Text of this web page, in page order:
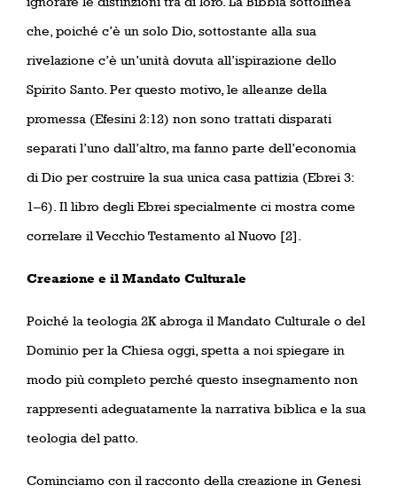
che, poiché c’è un solo Dio, sottostante alla sua
rivelazione c’è un’unità dovuta all’ispirazione dello
Spirito Santo. Per questo motivo, le alleanze della
promessa (Efesini 2:12) non sono trattati disparati
separati l’uno dall’altro, ma fanno parte dell’economia
di Dio per costruire la sua unica casa pattizia (Ebrei 3:
1–6). Il libro degli Ebrei specialmente ci mostra come
correlare il Vecchio Testamento al Nuovo [2].
Creazione e il Mandato Culturale
Poiché la teologia 2K abroga il Mandato Culturale o del
Dominio per la Chiesa oggi, spetta a noi spiegare in
modo più completo perché questo insegnamento non
rappresenti adeguatamente la narrativa biblica e la sua
teologia del patto.
Cominciamo con il racconto della creazione in Genesi